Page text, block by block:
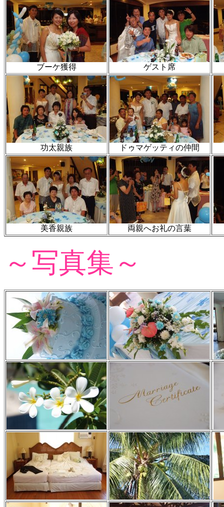
ブーケ獲得 ゲスト席
功太親族 ドゥマゲッティの仲間
美香親族 両親へお礼の言葉
～写真集～